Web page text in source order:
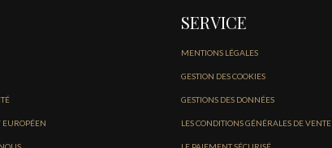
SERVICE
MENTIONS LÉGALES
GESTION DES COOKIES
GESTIONS DES DONNÉES
LES CONDITIONS GÉNÉRALES DE VENTE